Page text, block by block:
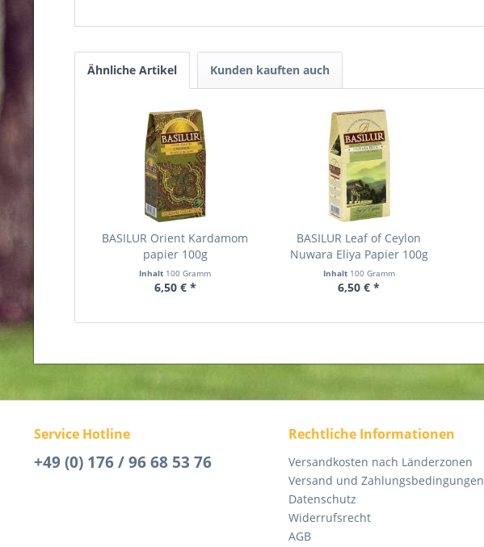
Ähnliche Artikel Kunden kauften auch
BASILUR Orient Kardamom
papier 100g
Inhalt 100 Gramm
6,50 € *
BASILUR Leaf of Ceylon
Nuwara Eliya Papier 100g
Inhalt 100 Gramm
6,50 € *
Service Hotline
+49 (0) 176 / 96 68 53 76
Rechtliche Informationen
Versandkosten nach Länderzonen
Versand und Zahlungsbedingungen
Datenschutz
Widerrufsrecht
AGB